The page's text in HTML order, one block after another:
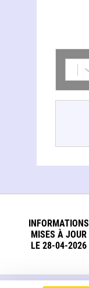
INFORMATIONS
MISES À JOUR
LE 28-04-2026